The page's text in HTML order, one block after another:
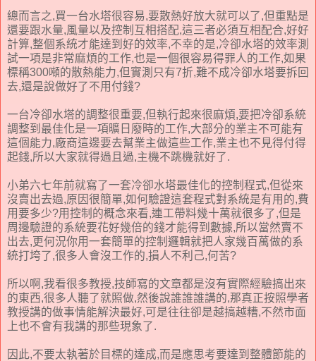
總而言之,買一台水塔很容易,要散熱好放大就可以了,但重點是
還要跟水量,風量以及控制互相搭配,這三者必須互相配合,好好
計算,整個系統才能達到好的效率,不幸的是,冷卻水塔的效率測
試一項是非常麻煩的工作,也是一個很容易得罪人的工作,如果
標稱300噸的散熱能力,但實測只有7折,難不成冷卻水塔要拆回
去,還是說做好了不用付錢?
一台冷卻水塔的調整很重要,但執行起來很麻煩,要把冷卻系統
調整到最佳化是一項曠日廢時的工作,大部分的業主不可能有
這個能力,廠商這邊要去幫業主做這些工作,業主也不見得付得
起錢,所以大家就得過且過,主機不跳機就好了.
小弟六七年前就寫了一套冷卻水塔最佳化的控制程式,但從來
沒賣出去過,原因很簡單,如何驗證這套程式對系統是有用的,費
用要多少?用控制的概念來看,連工帶料幾十萬就很多了,但是
周邊驗證的系統要花好幾倍的錢才能得到數據,所以當然賣不
出去,更何況你用一套簡單的控制邏輯就把人家幾百萬做的系
統打垮了,很多人會沒工作的,損人不利己,何苦?
所以啊,我看很多教授,技師寫的文章都是沒有實際經驗搞出來
的東西,很多人聽了就照做,然後說誰誰誰講的,那真正按照學者
教授講的做事情能解決最好,可是往往卻是越搞越糟,不然市面
上也不會有我講的那些現象了.
因此,不要太執著於目標的達成,而是應思考要達到整體節能的